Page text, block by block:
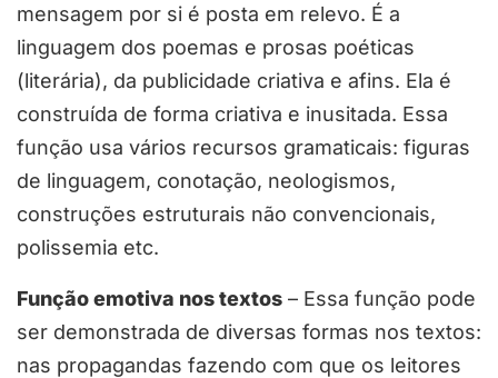
mensagem por si é posta em relevo. É a
linguagem dos poemas e prosas poéticas
(literária), da publicidade criativa e afins. Ela é
construída de forma criativa e inusitada. Essa
função usa vários recursos gramaticais: figuras
de linguagem, conotação, neologismos,
construções estruturais não convencionais,
polissemia etc.
Função emotiva nos textos – Essa função pode
ser demonstrada de diversas formas nos textos:
nas propagandas fazendo com que os leitores